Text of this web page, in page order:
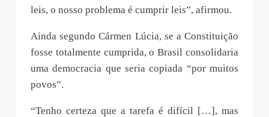
leis, o nosso problema é cumprir leis”, afirmou.
Ainda segundo Cármen Lúcia, se a Constituição
fosse totalmente cumprida, o Brasil consolidaria
uma democracia que seria copiada “por muitos
povos”.
“Tenho certeza que a tarefa é difícil […], mas